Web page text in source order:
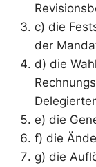
c) die
der
d) die
e) die
f) die
g) die